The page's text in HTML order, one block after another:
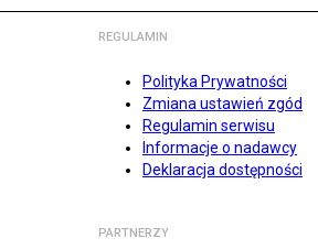
REGULAMIN
Polityka Prywatności
Zmiana ustawień zgód
Regulamin serwisu
Informacje o nadawcy
Deklaracja dostępności
PARTNERZY